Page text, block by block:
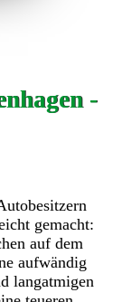
-
gemacht:
auf dem
aufwändig
langatmigen